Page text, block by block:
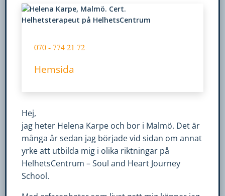
070 - 774 21 72
Hemsida
Hej,
jag heter Helena Karpe och bor i Malmö. Det är
många år sedan jag började vid sidan om annat
yrke att utbilda mig i olika riktningar på
HelhetsCentrum – Soul and Heart Journey
School.
Nödvändiga
välja bort. De
behövs för
att hemsidan
över huvud
taget ska
fungera.